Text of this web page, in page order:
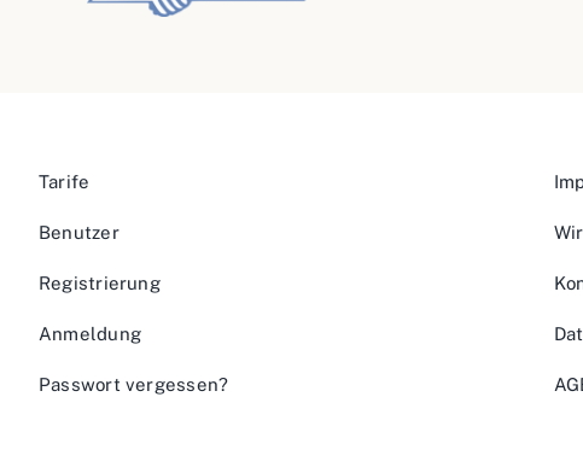
Tarife
Benutzer
Registrierung
Anmeldung
Passwort vergessen?